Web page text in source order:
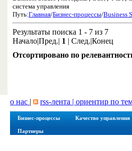
система управления
Путь:Главная/Бизнес-процессы/Business
Результаты поиска 1 - 7 из 7
Начало|Пред.| 1 | След.|Конец
Отсортировано по
о нас | rss-лента | ориентир по
Бизнес-процессы Качество управления
Партнеры